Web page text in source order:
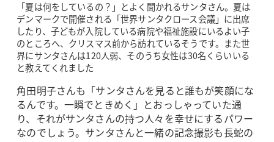
「夏は何をしているの？」とよく聞かれるサンタさん。夏は
デンマークで開催される「世界サンタクロース会議」に出席
したり、子どもが入院している病院や福祉施設にいるよい子
のところへ、クリスマス前から訪れているそうです。また世
界にサンタさんは120人弱、そのうち女性は30名くらいいる
と教えてくれました
角田明子さんも「サンタさんを見ると誰もが笑顔にな
るんです。一瞬でときめく」とおっしゃっていた通
り、それがサンタさんの持つ人々を幸せにするパワー
なのでしょう。サンタさんと一緒の記念撮影も長蛇の